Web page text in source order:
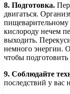
8. Подготовка.
двигаться.
пищеварительному
кислороду нечем
выходить.
немного энергии.
чтобы
9. Соблюдайте
последствий у вас